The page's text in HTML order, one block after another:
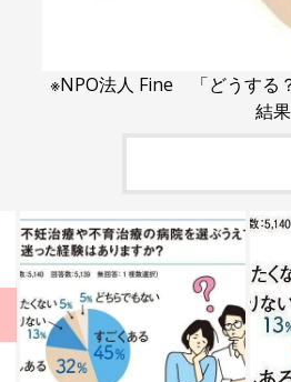
※NPO法人 Fine 「どうする
結